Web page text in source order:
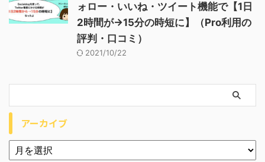
ォロー・いいね・ツイート機能で【1日
2時間が→15分の時短に】（Pro利用の
評判・口コミ）
2021/10/22
アーカイブ